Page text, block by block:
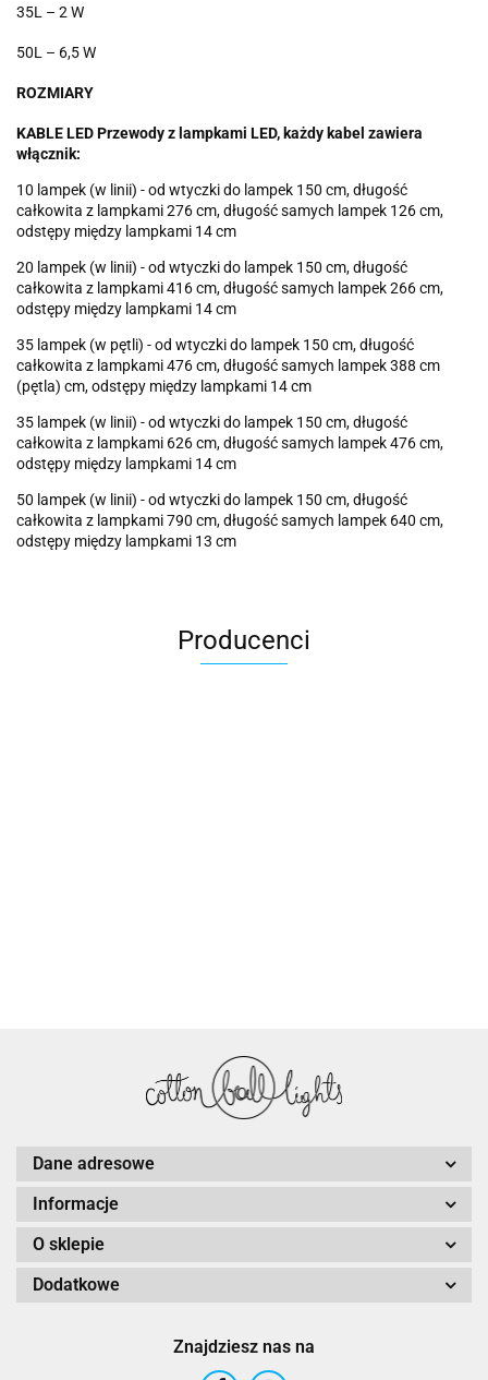
35L – 2 W
50L – 6,5 W
ROZMIARY
KABLE LED Przewody z lampkami LED, każdy kabel zawiera
włącznik:
10 lampek (w linii) - od wtyczki do lampek 150 cm, długość
całkowita z lampkami 276 cm, długość samych lampek 126 cm,
odstępy między lampkami 14 cm
20 lampek (w linii) - od wtyczki do lampek 150 cm, długość
całkowita z lampkami 416 cm, długość samych lampek 266 cm,
odstępy między lampkami 14 cm
35 lampek (w pętli) - od wtyczki do lampek 150 cm, długość
całkowita z lampkami 476 cm, długość samych lampek 388 cm
(pętla) cm, odstępy między lampkami 14 cm
35 lampek (w linii) - od wtyczki do lampek 150 cm, długość
całkowita z lampkami 626 cm, długość samych lampek 476 cm,
odstępy między lampkami 14 cm
50 lampek (w linii) - od wtyczki do lampek 150 cm, długość
całkowita z lampkami 790 cm, długość samych lampek 640 cm,
odstępy między lampkami 13 cm
Producenci
Dane adresowe
Informacje
O sklepie
Dodatkowe
Znajdziesz nas na